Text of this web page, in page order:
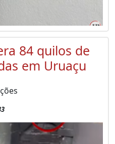
84 quilos de
em Uruaçu